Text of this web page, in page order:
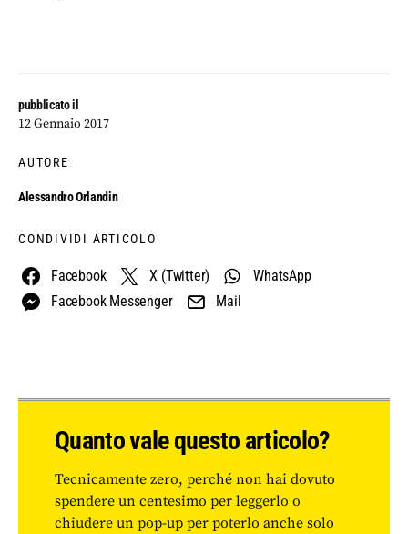
pubblicato il
12 Gennaio 2017
AUTORE
Alessandro Orlandin
CONDIVIDI ARTICOLO
Facebook X (Twitter)
WhatsApp
Facebook Messenger
Mail
Quanto vale questo articolo?
Tecnicamente zero, perché non hai dovuto
spendere un centesimo per leggerlo o
chiudere un pop-up per poterlo anche solo